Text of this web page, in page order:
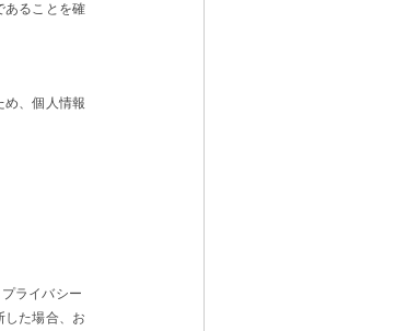
あることを確
め、個人情報
ライバシー
した場合、お